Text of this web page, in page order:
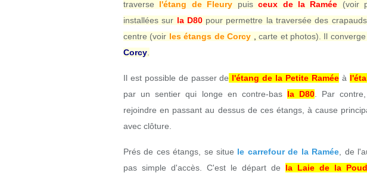
traverse l'étang de Fleury puisceux de la Ramée (voir
installées sur la D80pour permettre la traversée des
centre (voir les étangs de Corcy carte et photos). Il
Corcy
Il est possible de passer de l'étang de la Petite Raméeà
par un sentier qui longe en contre-bas la D80 . Par
rejoindre en passant au dessus de ces étangs, à cause
avec clôture.
Prés de ces étangs, se situe le carrefour de la Ramée , de
pas simple d'accès. C'est le départ de la Laie de la